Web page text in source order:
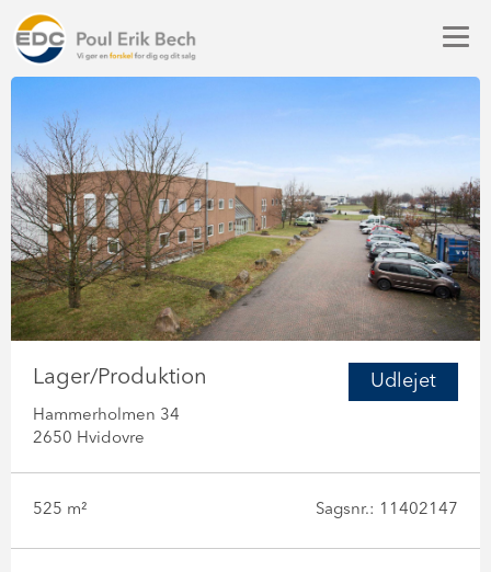
Udlejet
Lager/Produktion
Hammerholmen 34
2650 Hvidovre
525 m² Sagsnr.: 11402147